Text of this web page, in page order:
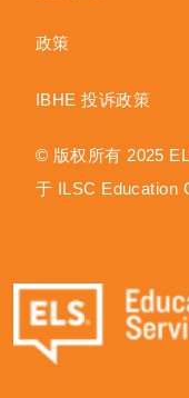
政策
IBHE 投诉政策
© 版权所有 2025
于 ILSC Education